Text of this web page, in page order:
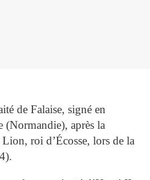
de Falaise, signé en
(Normandie), après la
roi d’Écosse, lors de la